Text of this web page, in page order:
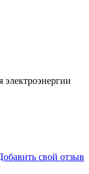
электроэнергии
свой отзыв